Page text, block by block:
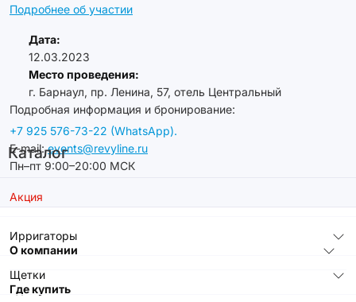
Каталог
Акция
Ирригаторы
Щетки
Подробнее об участии
Дата:
12.03.2023
Место проведения:
г. Барнаул, пр. Ленина, 57, отель Центральный
Подробная информация и бронирование:
+7 925 576-73-22 (WhatsApp).
E-mail: events@revyline.ru
Пн–пт 9:00–20:00 МСК
О компании
Где купить